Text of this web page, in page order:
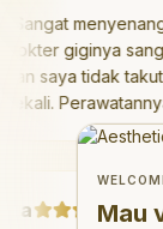
"Sangat
Dokter giginya
dan saya tidak
sekali.
sakit, dan saya
Saya suka
gigi sekarang!"
Welcome
Mau
Mau